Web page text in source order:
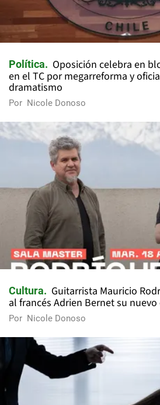
Política
Oposición celebra en
en el TC por megarreforma y
dramatismo
Por Nicole Donoso
Cultura
Guitarrista Mauricio
al francés Adrien Bernet su
Por Nicole Donoso